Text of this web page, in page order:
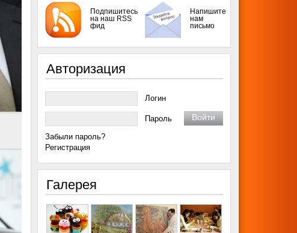
Подпишитесь
на наш RSS
фид
Напишите
нам
письмо
Авторизация
Логин
Пароль
Забыли пароль?
Регистрация
Галерея